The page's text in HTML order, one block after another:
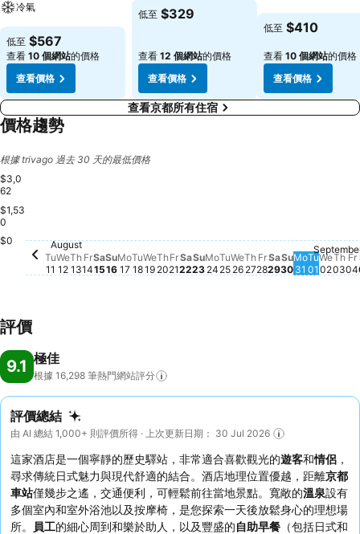
冷氣
低至 $567
查看 10 個網站的價格
查看價格
低至 $329
查看 12 個網站的價格
查看價格
低至 $410
查看 10 個網站的價格
查看價格
查看京都所有住宿
價格趨勢
根據 trivago 過去 30 天的最低價格
$3,0
62
$1,53
0
$0
Tuesday, August 11
$998
August
Tu
11
Wednesday, August 12
$714
We
12
Thursday, August 13
$686
Th
13
Friday, August 14
$681
Fr
14
Saturday, August 15
$682
Sa
15
Sunday, August 16
$684
Su
16
Monday, August 17
$683
Mo
17
Tuesday, August 18
$687
Tu
18
Wednesday, August 19
$713
We
19
Thursday, August 20
$670
Th
20
Friday, August 21
$660
Fr
21
Saturday, August 22
$667
Sa
22
Sunday, August 23
$670
Su
23
Monday, August 24
$678
Mo
24
Tuesday, August 25
$670
Tu
25
Wednesday,
$673
We
26
Thursday, August
$673
Th
27
Friday, August
$678
Fr
28
Saturday,
$721
Sa
29
Sunday,
$679
Su
30
Monday,
$676
Mo
31
$663
Tu
01
$722
We
02
Th
03
Fr
04
評價
9.1 極佳
根據 16,298 筆熱門網站評分
評價總結
由 AI 總結 1,000+ 則評價所得 · 上次更新日期： 30 Jul 2026
這家酒店是一個寧靜的歷史驛站，非常適合喜歡觀光的遊客和情侶 ，
尋求傳統日式魅力與現代舒適的結合。酒店地理位置優越，距離京都
車站僅幾步之遙，交通便利，可輕鬆前往當地景點。寬敞的溫泉設有
多個室內和室外浴池以及按摩椅，是您探索一天後放鬆身心的理想場
所。
員工的細心周到和樂於助人，以及豐盛的自助早餐 （包括日式和